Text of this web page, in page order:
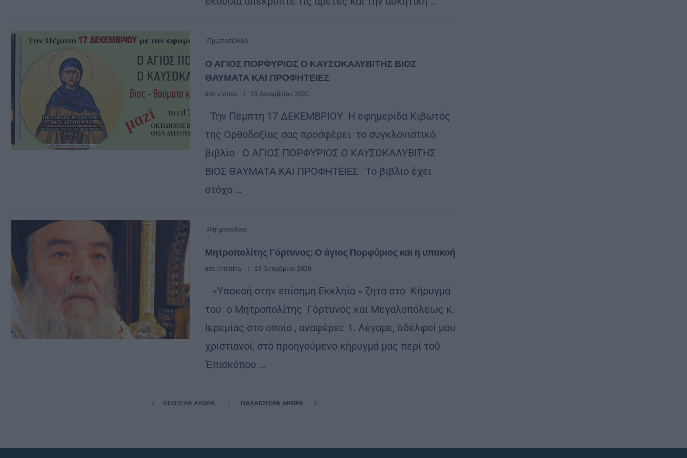
Πρωτοσέλιδο
Ο ΑΓΙΟΣ ΠΟΡΦΥΡΙΟΣ Ο ΚΑΥΣΟΚΑΛΥΒΙΤΗΣ ΒΙΟΣ
ΘΑΥΜΑΤΑ ΚΑΙ ΠΡΟΦΗΤΕΙΕΣ
από kivotos 13 Δεκεμβρίου 2020
Την Πέμπτη 17 ΔΕΚΕΜΒΡΙΟΥ Η εφημερίδα Κιβωτός
της Ορθοδοξίας σας προσφέρει το συγκλονιστικό
βιβλίο Ο ΑΓΙΟΣ ΠΟΡΦΥΡΙΟΣ Ο ΚΑΥΣΟΚΑΛΥΒΙΤΗΣ
ΒΙΟΣ ΘΑΥΜΑΤΑ ΚΑΙ ΠΡΟΦΗΤΕΙΕΣ Το βιβλίο έχει
στόχο …
Μητροπόλεις
Μητροπολίτης Γόρτυνος: Ο άγιος Πορφύριος και η υπακοή
από christina 23 Οκτωβρίου 2020
«Υπακοή στην επίσημη Εκκληία » ζητά στο Κήρυγμά
του ο Μητροπολίτης Γόρτυνος και Μεγαλοπόλεως κ.
Ιερεμίας στο οποίο , αναφέρει: 1. Λέγαμε, ἀδελφοί μου
χριστιανοί, στό προηγούμενο κήρυγμά μας περί τοῦ
Ἐπισκόπου …
ΝΕΌΤΕΡΑ ΆΡΘΡΑ ΠΑΛΑΙΌΤΕΡΑ ΆΡΘΡΑ